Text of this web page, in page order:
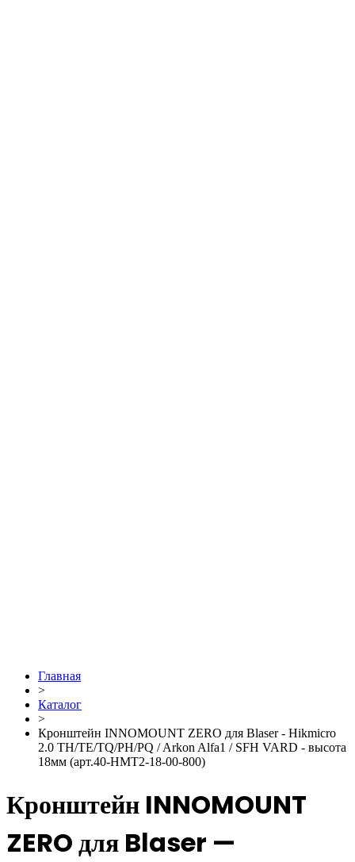
Главная
>
Каталог
>
Кронштейн INNOMOUNT ZERO для Blaser - Hikmicro
2.0 TH/TE/TQ/PH/PQ / Arkon Alfa1 / SFH VARD - высота
18мм (арт.40-HMT2-18-00-800)
Кронштейн INNOMOUNT
ZERO для Blaser —